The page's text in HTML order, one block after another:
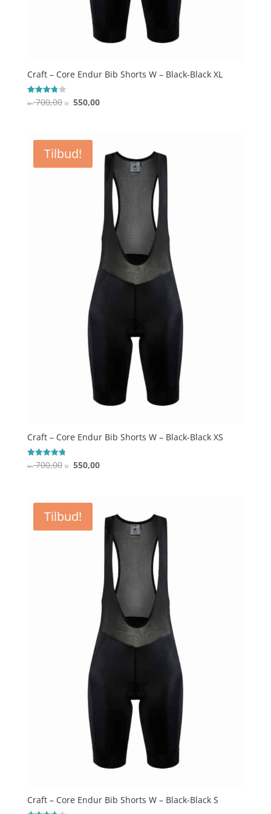
Craft – Core Endur Bib Shorts W – Black-Black XL
Vurderet
3.8
kr.700,00 Den
var:
kr. 700,00.
kr.550,00Den
kr. 550,00.
Tilbud!
Craft – Core Endur Bib Shorts W – Black-Black XS
Vurderet
4.8
kr.700,00 Den
var:
kr. 700,00.
kr. 550,00Den
kr. 550,00.
Tilbud!
Craft – Core Endur Bib Shorts W – Black-Black S